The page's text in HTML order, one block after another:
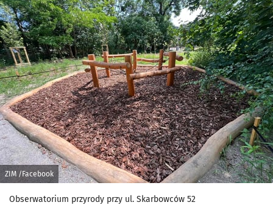
ZIM /Facebook
Obserwatorium przyrody przy ul. Skarbowców 52